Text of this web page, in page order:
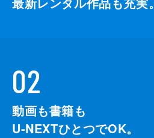
02
動画も書籍も
U-NEXTひとつでOK。